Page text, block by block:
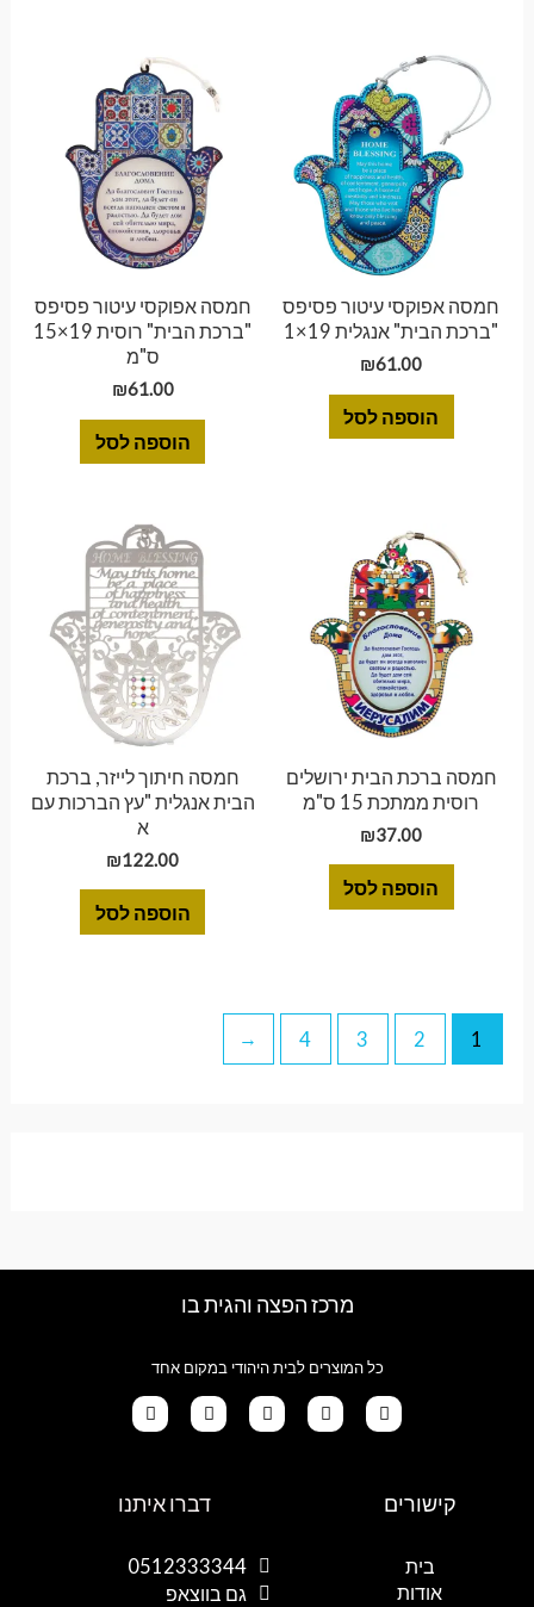
חמסה אפוקסי עיטור פסיפס
"ברכת הבית" אנגלית 19×1
₪61.00
הוספה לסל
חמסה אפוקסי עיטור פסיפס
"ברכת הבית" רוסית 19×15
ס"מ
₪61.00
הוספה לסל
חמסה ברכת הבית ירושלים
רוסית ממתכת 15 ס"מ
₪37.00
הוספה לסל
חמסה חיתוך לייזר, ברכת
הבית אנגלית "עץ הברכות עם
א
₪122.00
הוספה לסל
1
2
3
4
←
מרכז הפצה והגית בו
כל המוצרים לבית היהודי במקום אחד
קישורים
בית
אודות
דברו איתנו
0512333344
גם בווצאפ